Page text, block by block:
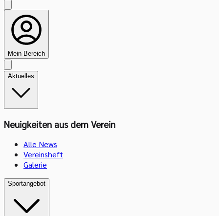
Mein Bereich
Aktuelles
Neuigkeiten aus dem Verein
Alle News
Vereinsheft
Galerie
Sportangebot